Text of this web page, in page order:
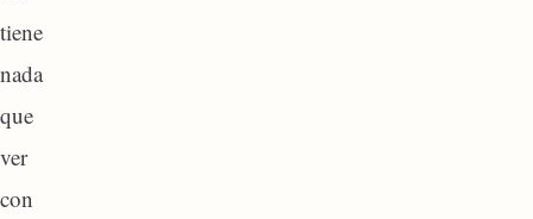
tiene
nada
que
ver
con